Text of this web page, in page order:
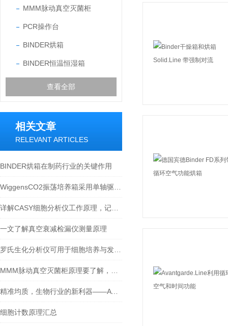
MMM脉动真空灭菌柜
PCR操作台
BINDER烘箱
BINDER恒温恒湿箱
查看全部
相关文章
RELEVANT ARTICLES
BINDER烘箱在制药行业的关键作用
一文了解真空衰减检漏仪测量原理
精准均质，生物行业的新利器——ATS均质机的应用价值
细胞计数原理汇总